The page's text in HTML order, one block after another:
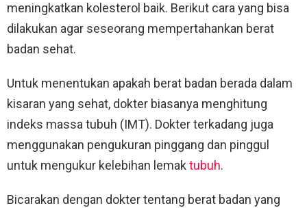
meningkatkan kolesterol baik. Berikut cara yang bisa
dilakukan agar seseorang mempertahankan berat
badan sehat.
Untuk menentukan apakah berat badan berada dalam
kisaran yang sehat, dokter biasanya menghitung
indeks massa tubuh (IMT). Dokter terkadang juga
menggunakan pengukuran pinggang dan pinggul
untuk mengukur kelebihan lemaktubuh.
Bicarakan dengan dokter tentang berat badan yang